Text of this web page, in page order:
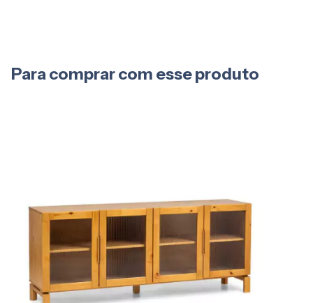
Para comprar com esse produto